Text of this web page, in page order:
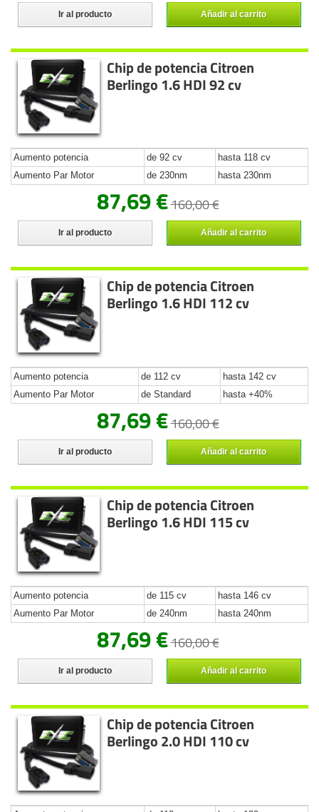
Ir al producto Añadir al carrito
Chip de potencia Citroen
Berlingo 1.6 HDI 92 cv
Aumento potencia de 92 cv
hasta 118 cv
Aumento Par Motor
de 230nm hasta 230nm
87,69 €160,00 €
Ir al producto Añadir al carrito
Chip de potencia Citroen
Berlingo 1.6 HDI 112 cv
Aumento potencia de 112 cv
hasta 142 cv
Aumento Par Motor
de Standard hasta +40%
87,69 €160,00 €
Ir al producto Añadir al carrito
Chip de potencia Citroen
Berlingo 1.6 HDI 115 cv
Aumento potencia de 115 cv
hasta 146 cv
Aumento Par Motor
de 240nm hasta 240nm
87,69 €160,00 €
Ir al producto Añadir al carrito
Chip de potencia Citroen
Berlingo 2.0 HDI 110 cv